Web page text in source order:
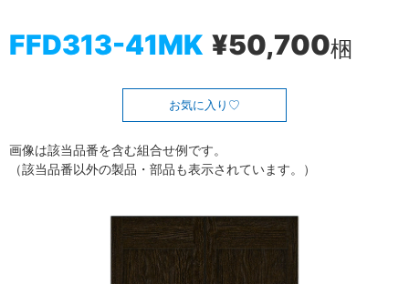
FFD313-41MK ¥50,700梱
お気に入り
画像は該当品番を含む組合せ例です。
（該当品番以外の製品・部品も表示されています。）